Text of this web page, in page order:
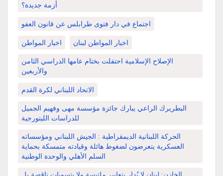
أزمة جديدة؟
اجتماع في دار فتوى طرابلس عن قانون العفو
اخبار المواطن اخبار المواطن لبنان
الإصلاح الإسلامية احتفلت بختام عامها الدراسي الثامن
والأربعين
الاتحاد اللبناني لكرة القدم
البطريرك الراعي يبارك جائزة مؤسسة مهى وفهيم الجميل
للدراسات الليتورجية
الحركة اللبنانية الديمقراطية : الجيش اللبناني ومؤسساته
العسكرية يتعرضون لضغوط هائلة وقيادته متمسكة بحماية
السلم الأهلي والوحدة الوطنية